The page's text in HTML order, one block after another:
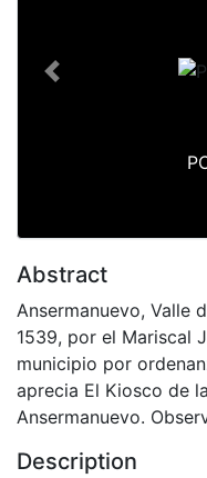
Previous
Abstract
Ansermanuevo, Valle
1539, por el Mariscal
municipio por
aprecia El Kiosco de
Ansermanuevo.
Description